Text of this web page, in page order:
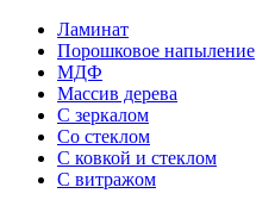
Ламинат
Порошковое напыление
МДФ
Массив дерева
С зеркалом
Со стеклом
С ковкой и стеклом
С витражом